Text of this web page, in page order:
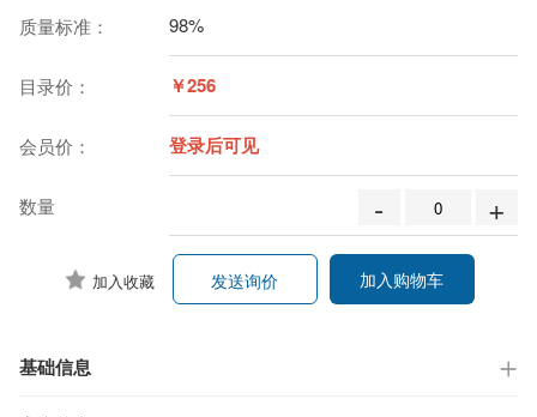
质量标准： 98%
目录价： ￥256
会员价： 登录后可见
数量 - +
加入收藏 加入购物车
发送询价
基础信息